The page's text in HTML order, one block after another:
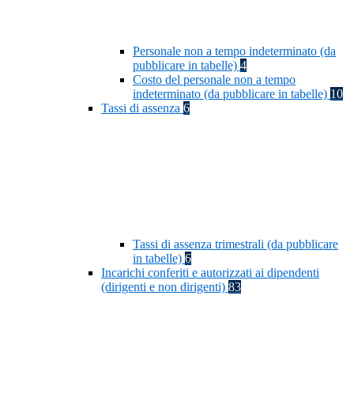
Personale non a tempo indeterminato (da
pubblicare in tabelle) 4
Costo del personale non a tempo
indeterminato (da pubblicare in tabelle) 10
Tassi di assenza 6
Tassi di assenza trimestrali (da pubblicare
in tabelle) 6
Incarichi conferiti e autorizzati ai dipendenti
(dirigenti e non dirigenti) 83